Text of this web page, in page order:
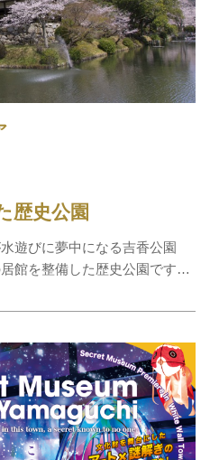
歴史公園
遊びに夢中になる吉香公園
館を整備した歴史公園です。
に放水される中央の大噴水に